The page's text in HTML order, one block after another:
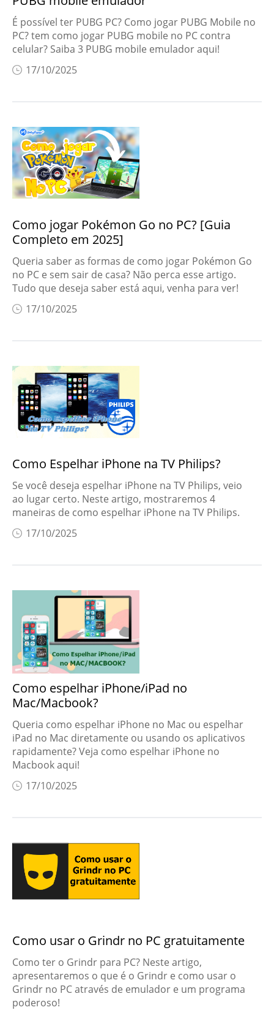
É possível ter PUBG PC? Como jogar PUBG Mobile no
PC? tem como jogar PUBG mobile no PC contra
celular? Saiba 3 PUBG mobile emulador aqui!
17/10/2025
Como jogar Pokémon Go no PC? [Guia
Completo em 2025]
Queria saber as formas de como jogar Pokémon Go
no PC e sem sair de casa? Não perca esse artigo.
Tudo que deseja saber está aqui, venha para ver!
17/10/2025
Como Espelhar iPhone na TV Philips?
Se você deseja espelhar iPhone na TV Philips, veio
ao lugar certo. Neste artigo, mostraremos 4
maneiras de como espelhar iPhone na TV Philips.
17/10/2025
Como espelhar iPhone/iPad no
Mac/Macbook?
Queria como espelhar iPhone no Mac ou espelhar
iPad no Mac diretamente ou usando os aplicativos
rapidamente? Veja como espelhar iPhone no
Macbook aqui!
17/10/2025
Como usar o Grindr no PC gratuitamente
Como ter o Grindr para PC? Neste artigo,
apresentaremos o que é o Grindr e como usar o
Grindr no PC através de emulador e um programa
poderoso!